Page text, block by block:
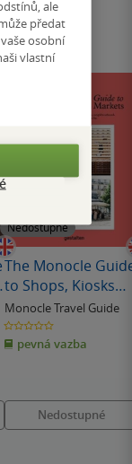
Nedostupné
The Monocle
to Shops, Kiosks
and Markets
Monocle Travel Guide
0.0
z
5
hvězdiček
pevná vazba
Nedostupné
ale
předat
osobní
vlastní